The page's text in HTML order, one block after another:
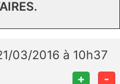
03/2016 à 10h37
+ -